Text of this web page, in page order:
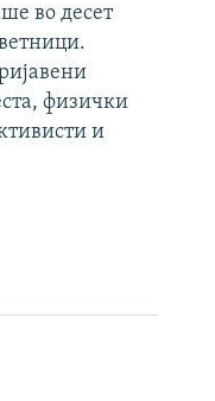
во десет
физички
и